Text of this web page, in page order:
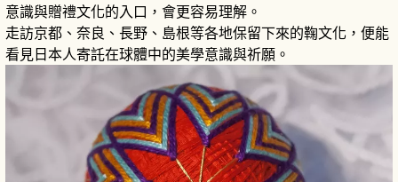
意識與贈禮文化的入口，會更容易理解。
走訪京都、奈良、長野、島根等各地保留下來的鞠文化，便能
看見日本人寄託在球體中的美學意識與祈願。